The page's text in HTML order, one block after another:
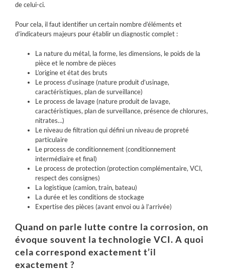
de celui-ci.
Pour cela, il faut identifier un certain nombre d’éléments et
d’indicateurs majeurs pour établir un diagnostic complet :
La nature du métal, la forme, les dimensions, le poids de la
pièce et le nombre de pièces
L’origine et état des bruts
Le process d’usinage (nature produit d’usinage,
caractéristiques, plan de surveillance)
Le process de lavage (nature produit de lavage,
caractéristiques, plan de surveillance, présence de chlorures,
nitrates…)
Le niveau de filtration qui défini un niveau de propreté
particulaire
Le process de conditionnement (conditionnement
intermédiaire et final)
Le process de protection (protection complémentaire, VCI,
respect des consignes)
La logistique (camion, train, bateau)
La durée et les conditions de stockage
Expertise des pièces (avant envoi ou à l’arrivée)
Quand on parle lutte contre la corrosion, on
évoque souvent la technologie VCI. A quoi
cela correspond exactement t’il
exactement ?